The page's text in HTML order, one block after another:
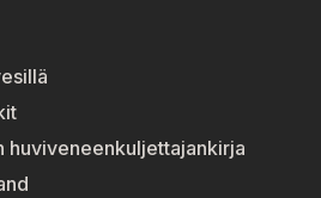
huviveneenkuljettajankirja